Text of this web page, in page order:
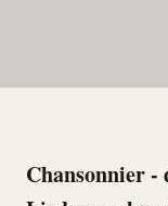
Chansonnier -